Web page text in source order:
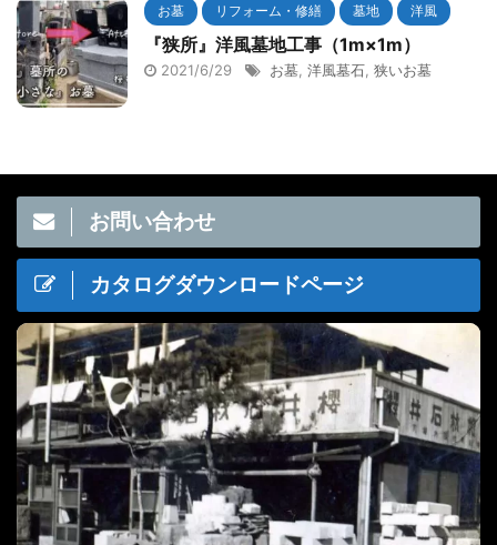
お墓 リフォーム・修繕 墓地 洋風
『狭所』洋風墓地工事（1m×1m）
2021/6/29 お墓 洋風墓石 狭いお墓
お問い合わせ
カタログダウンロードページ